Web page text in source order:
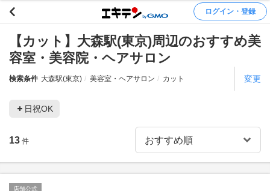
ログイン・登録
【カット】大森駅(東京)周辺のおすすめ美
容室・美容院・ヘアサロン
検索条件 大森駅(東京) 美容室・ヘアサロン カット 変更
日祝OK
13 件
店舗公式